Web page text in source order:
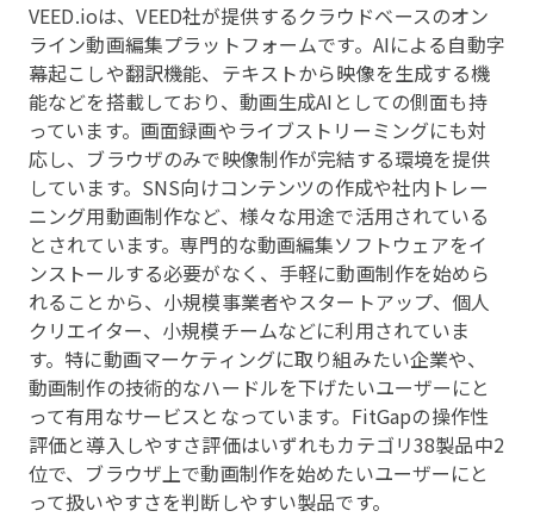
VEED.ioは、VEED社が提供するクラウドベースのオン
ライン動画編集プラットフォームです。AIによる自動字
幕起こしや翻訳機能、テキストから映像を生成する機
能などを搭載しており、動画生成AIとしての側面も持
っています。画面録画やライブストリーミングにも対
応し、ブラウザのみで映像制作が完結する環境を提供
しています。SNS向けコンテンツの作成や社内トレー
ニング用動画制作など、様々な用途で活用されている
とされています。専門的な動画編集ソフトウェアをイ
ンストールする必要がなく、手軽に動画制作を始めら
れることから、小規模事業者やスタートアップ、個人
クリエイター、小規模チームなどに利用されていま
す。特に動画マーケティングに取り組みたい企業や、
動画制作の技術的なハードルを下げたいユーザーにと
って有用なサービスとなっています。FitGapの操作性
評価と導入しやすさ評価はいずれもカテゴリ38製品中2
位で、ブラウザ上で動画制作を始めたいユーザーにと
って扱いやすさを判断しやすい製品です。